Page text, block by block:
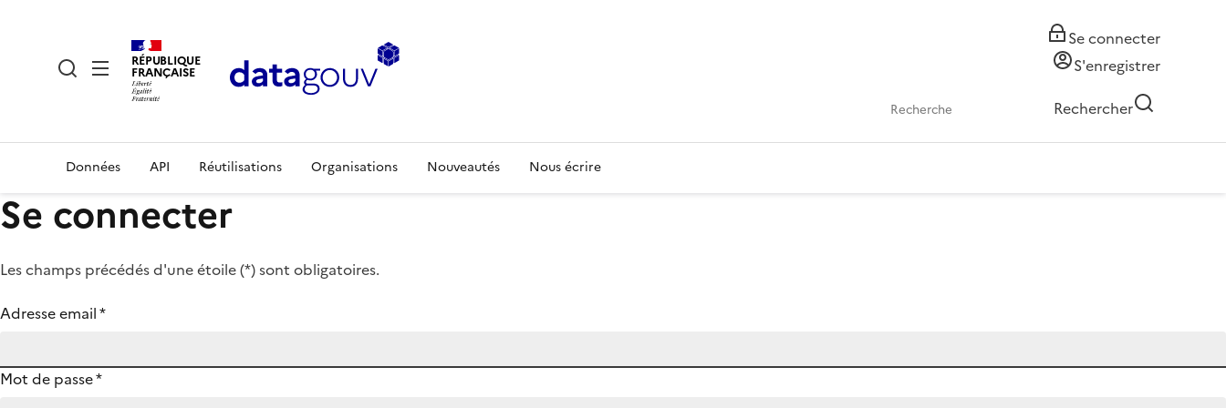
RÉPUBLIQUE
FRANÇAISE
Se connecter
S'enregistrer
Rechercher
Données API Réutilisations Organisations Nouveautés Nous écrire
Se connecter
Les champs précédés d'une étoile (*) sont obligatoires.
Adresse email*
Mot de passe*